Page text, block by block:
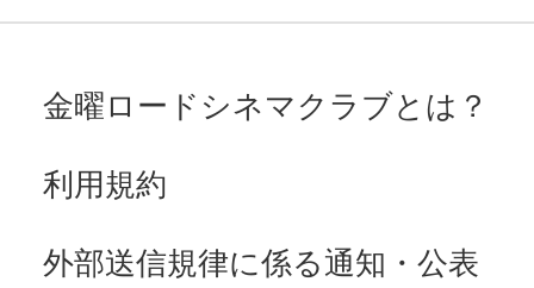
金曜ロードシネマクラブとは？
利用規約
外部送信規律に係る通知・公表